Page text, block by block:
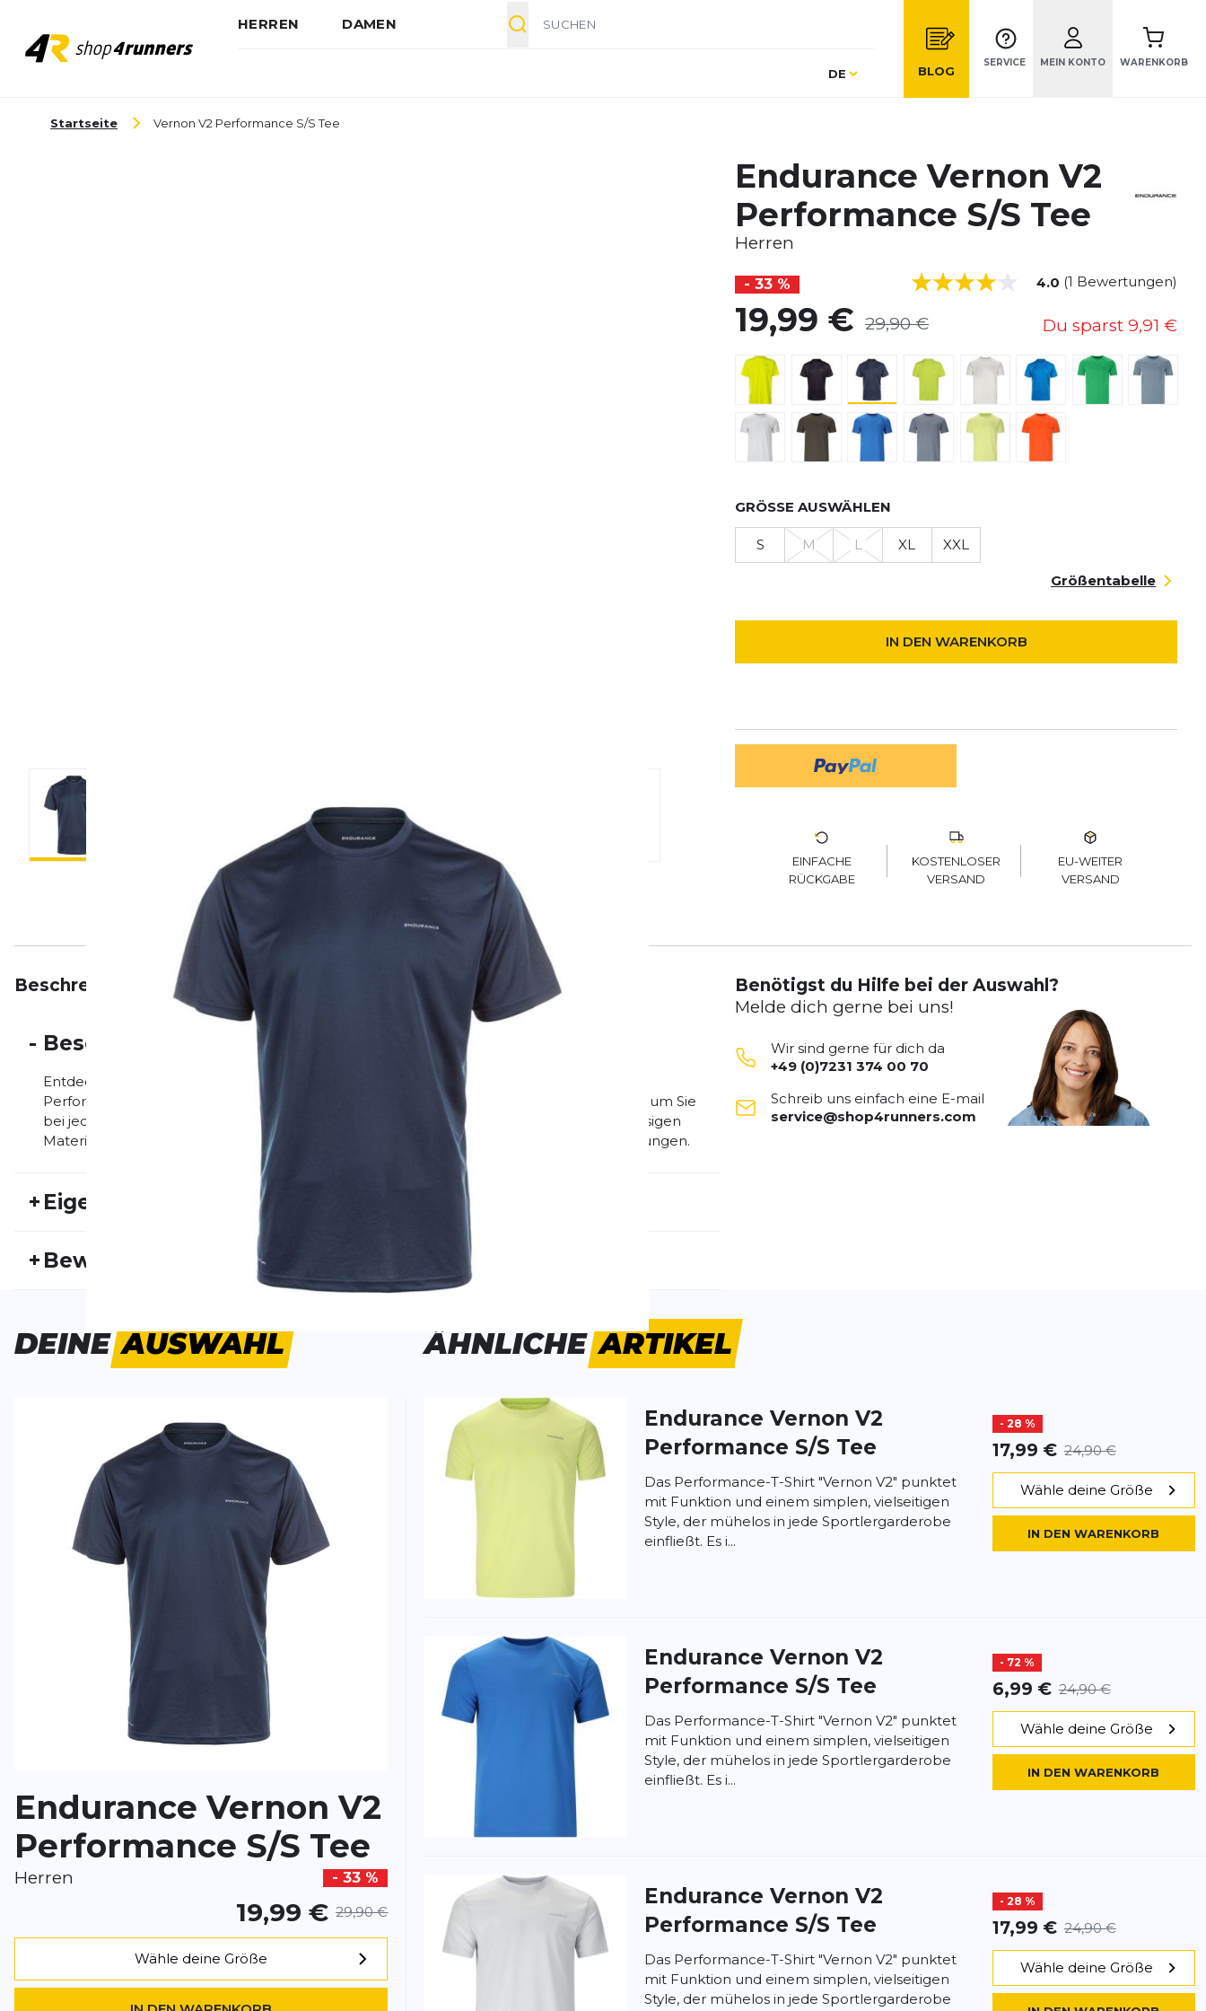
HERREN DAMEN
Sprache
DE BLOG
SERVICE MEIN KONTO WARENKORB
Startseite Vernon V2 Performance S/S Tee
Endurance Vernon V2
Performance S/S Tee
Herren
- 33 % 4.0 (1 Bewertungen)
19,99 € 29,90 € Du sparst 9,91 €
GRÖSSE AUSWÄHLEN
S M L XL XXL
Größentabelle
IN DEN WARENKORB
EINFACHE
RÜCKGABE
KOSTENLOSER
VERSAND
EU-WEITER
VERSAND
Beschreibung Eigenschaften
- Beschreibung
Entdecken Sie den ultimativen Begleiter für Ihr Training mit dem Endurances Vernon V2
Performance S/S Tee für Männer. Dieses dynamische Shirt vereint Komfort und Leistung, um Sie
bei jedem Schritt zu unterstützen. Dank seines atmungsaktiven Designs und der erstklassigen
Materialien ist es die perfekte Wahl für intensive Workouts und athletische Herausforderungen.
+ Eigenschaften
ENDU24HW10012 Fremdartikelnummer:
Geschlecht:
Aktivitätstyp:
+ Bewertungen
Was soll man groß schreiben, es ist ein Shirt.
Ich bin 1,77 und wiege 76kg. Ich habe es in Größe M bestellt und es passt gut. Es spannt nicht
gefühlt gut trocken, atmungsaktivität ist für mich sehr gut. Winddicht ist es nicht, aber das wurde
auch nicht behauptet.
Insgesamt ein aus meiner Sicht gutes Produkt.
22.07.25
SCHREIBE EINE BEWERTUNG
Vernon V2 Performance S/S Tee
Überschrift
BEWERTUNG HINZUFÜGEN
Dieses Formular ist durch reCAPTCHA geschützt – es gelten die Datenschutzbestimmungen Nutzungsbedingungen
von
Benötigst du Hilfe bei der Auswahl?
Melde dich gerne bei uns!
Wir sind gerne für dich da
+49 (0)7231 374 00 70
Schreib uns einfach eine E-mail
service@shop4runners.com
DEINEAUSWAHL
Endurance Vernon V2
Performance S/S Tee
Herren - 33 %
19,99 € 29,90 €
Wähle deine Größe
ÄHNLICHEARTIKEL
EnduranceVernon V2
Performance S/S Tee
- 28 %
17,99 € 24,90 €
Das Performance-T-Shirt "Vernon V2" punktet
mit Funktion und einem simplen, vielseitigen
Style, der mühelos in jede Sportlergarderobe
einfließt. Es i...
Wähle deine Größe
IN DEN WARENKORB
EnduranceVernon V2
Performance S/S Tee
- 72 %
6,99 € 24,90 €
Das Performance-T-Shirt "Vernon V2" punktet
mit Funktion und einem simplen, vielseitigen
Style, der mühelos in jede Sportlergarderobe
einfließt. Es i...
Wähle deine Größe
IN DEN WARENKORB
EnduranceVernon V2
Performance S/S Tee
- 28 %
17,99 € 24,90 €
Das Performance-T-Shirt "Vernon V2" punktet
mit Funktion und einem simplen, vielseitigen
Style, der mühelos in jede Sportlergarderobe
Wähle deine Größe